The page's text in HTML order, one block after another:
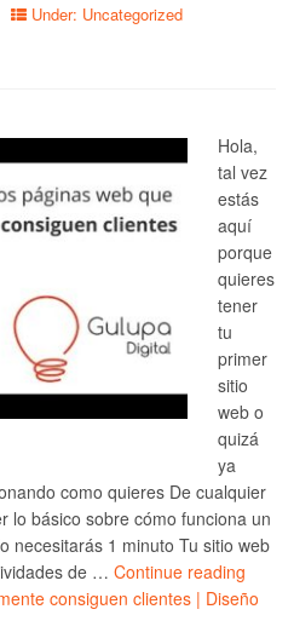
Under: Uncategorized
Hola,
tal vez
estás
aquí
porque
quieres
tener
tu
primer
sitio
web o
quizá
ya
como quieres De cualquier
lo básico sobre cómo funciona un
necesitarás 1 minuto Tu sitio web
de … Continue reading
consiguen clientes | Diseño